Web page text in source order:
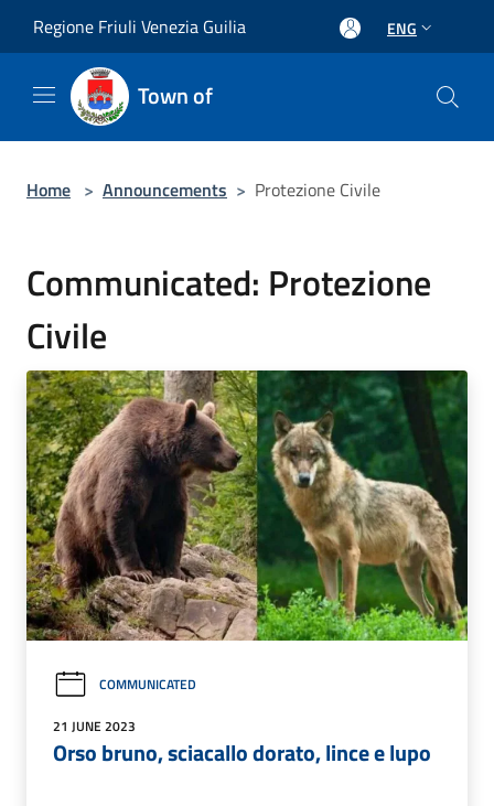
Regione Friuli Venezia Guilia ENG
Town of
Home > Announcements > Protezione Civile
Communicated: Protezione
Civile
COMMUNICATED
21 JUNE 2023
Orso bruno, sciacallo dorato, lince e lupo